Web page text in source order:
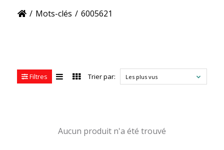
/ Mots-clés / 6005621
Filtres Trier par: Les plus vus
Aucun produit n'a été trouvé